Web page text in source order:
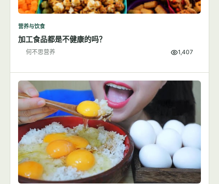
营养与饮食
加工食品都是不健康的吗？
何不思营养 1,407